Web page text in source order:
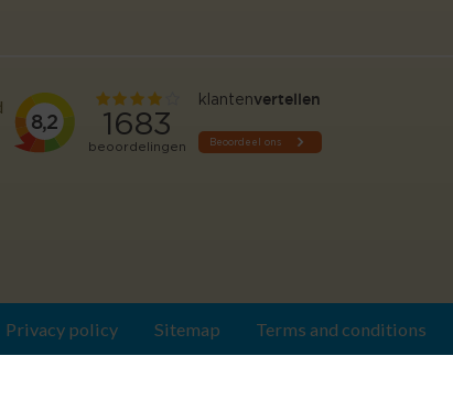
Privacy policy Sitemap Terms and conditions